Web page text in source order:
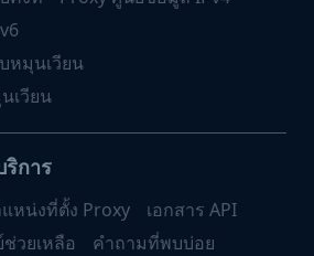
หมุนเวียน
เวียน
การ
หน่งที่ตั้ง Proxy
เอกสาร API
วยเหลือ คำถามที่พบบ่อย